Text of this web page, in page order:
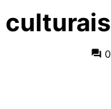
culturais
0